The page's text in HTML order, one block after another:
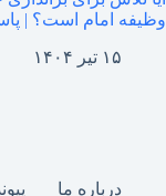
وظیفه امام است؟ |
۱۵ تیر ۱۴۰۴
درباره ما